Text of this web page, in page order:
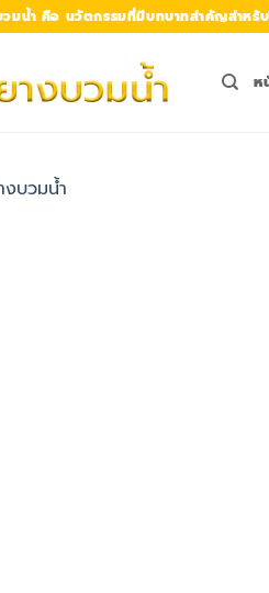
มน้ำ คือ นวัตกรรมที่มีบทบาทสำคัญสำหรับ
ห